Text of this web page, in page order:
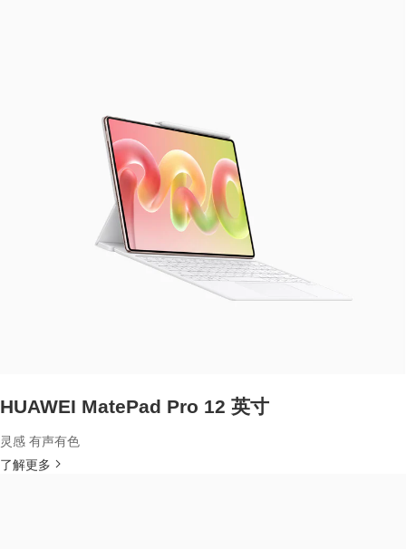
HUAWEI MatePad Pro 12 英寸
灵感 有声有色
了解更多